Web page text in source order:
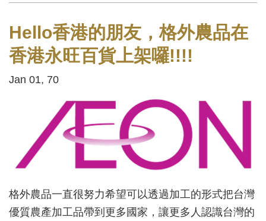
Hello香港的朋友，格外農品在
香港永旺百貨上架囉!!!!
Jan 01, 70
格外農品一直很努力希望可以透過加工的形式把台灣
優質農產加工品帶到更多國家，讓更多人認識台灣的